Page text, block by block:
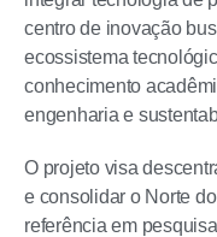
centro de inovação
ecossistema
conhecimento
engenharia e
O projeto visa
e consolidar o Norte
referência em